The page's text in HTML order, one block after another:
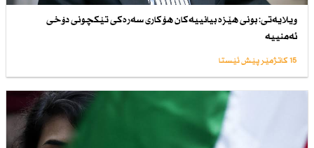
ویلایەتی: بونی هێزە بیانییەكان هۆكاری سەرەكی تێكچونی دۆخی
ئەمنییە
15 کاتژمێر پێش ئێستا